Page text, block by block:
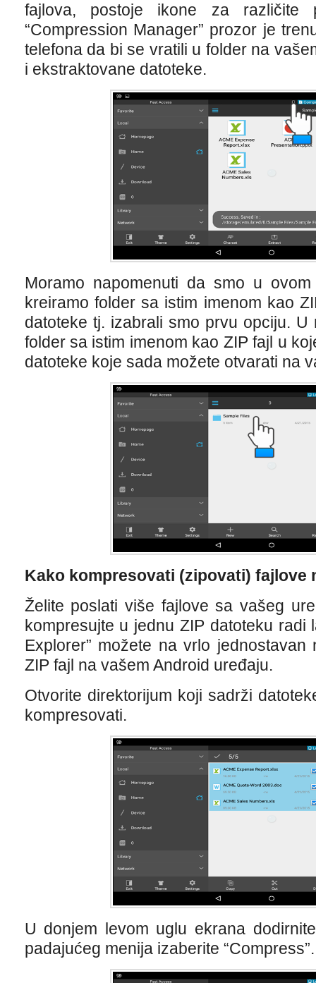
fajlova, postoje ikone za različite
“Compression Manager” prozor je
telefona da bi se vratili u folder na
i ekstraktovane datoteke.
Moramo napomenuti da smo u
kreiramo folder sa istim imenom kao
datoteke tj. izabrali smo prvu opciju.
folder sa istim imenom kao ZIP fajl u
datoteke koje sada možete otvarati na
Kako kompresovati (zipovati) fajlove
Želite poslati više fajlove sa vašeg
kompresujte u jednu ZIP datoteku radi
Explorer” možete na vrlo
ZIP fajl na vašem Android uređaju.
Otvorite direktorijum koji sadrži
kompresovati.
U donjem levom uglu ekrana
padajućeg menija izaberite “Compress”.